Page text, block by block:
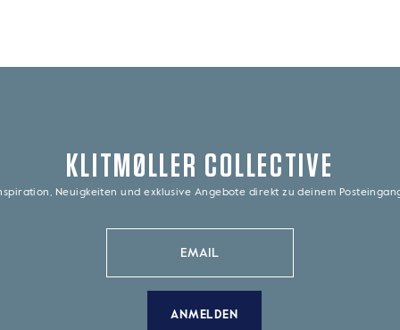
KLITMØLLER COLLECTIVE
Neuigkeiten und exklusive Angebote direkt zu deinem
ANMELDEN